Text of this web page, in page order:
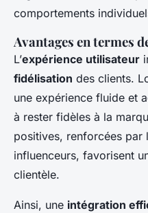
comportements
Avantages en termes
L’expérience utilisateur
fidélisation des clients.
une expérience fluide et
à rester fidèles à la
positives, renforcées par
influenceurs, favorisent
clientèle.
Ainsi, une intégration